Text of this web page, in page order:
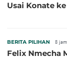
Usai Konate
BERITA PILIHAN 8
Felix Nmecha